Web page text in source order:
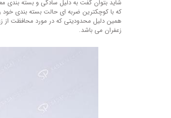
شاید بتوان گفت به دلیل سادگی و بسته بندی
که با کوچکترین ضربه ای حالت بسته بندی
همین دلیل محدودیتی که در مورد محافظت از
زعفران می باشد.